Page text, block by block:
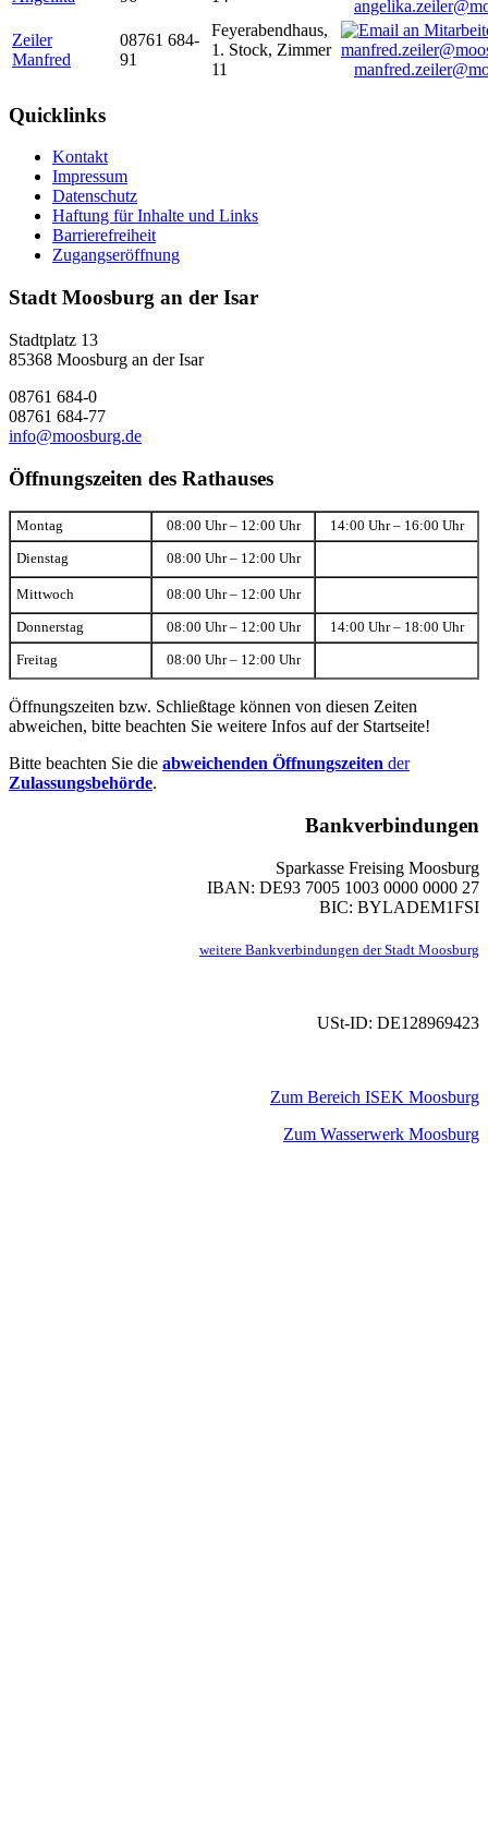
Zeiler
Manfred
08761 684-
91
Feyerabendhaus,
1. Stock, Zimmer
11
Quicklinks
Kontakt
Impressum
Datenschutz
Haftung für Inhalte und Links
Barrierefreiheit
Zugangseröffnung
Stadt Moosburg an der Isar
Stadtplatz 13
85368 Moosburg an der Isar
08761 684-0
08761 684-77
info@moosburg.de
Öffnungszeiten des Rathauses
Montag 08:00 Uhr – 12:00 Uhr 14:00 Uhr – 16:00 Uhr
Dienstag 08:00 Uhr – 12:00 Uhr
Mittwoch 08:00 Uhr – 12:00 Uhr
Donnerstag 08:00 Uhr – 12:00 Uhr 14:00 Uhr – 18:00 Uhr
Freitag 08:00 Uhr – 12:00 Uhr
Öffnungszeiten bzw. Schließtage können von diesen Zeiten
abweichen, bitte beachten Sie weitere Infos auf der Startseite!
Bitte beachten Sie die abweichenden Öffnungszeiten der
Zulassungsbehörde.
Bankverbindungen
Sparkasse Freising Moosburg
IBAN: DE93 7005 1003 0000 0000 27
BIC: BYLADEM1FSI
weitere Bankverbindungen der Stadt Moosburg
USt-ID: DE128969423
Zum Bereich ISEK Moosburg
Zum Wasserwerk Moosburg